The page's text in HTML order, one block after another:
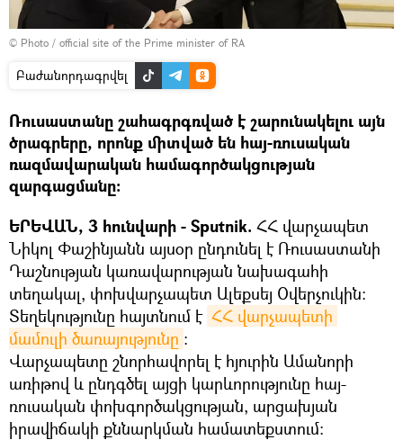
© Photo / official site of the Prime minister of RA
Բաժանորդագրվել
Ռուսաստանը շահագրգռված է շարունակելու այն
ծրագրերը, որոնք միտված են հայ-ռուսական
ռազմավարական համագործակցության
զարգացմանը։
ԵՐԵՎԱՆ, 3 հունվարի - Sputnik. ՀՀ վարչապետ
Նիկոլ Փաշինյանն այսօր ընդունել է Ռուսաստանի
Դաշնության կառավարության նախագահի
տեղակալ, փոխվարչապետ Ալեքսեյ Օվերչուկին:
Տեղեկությունը հայտնում է ՀՀ վարչապետի
մամուլի ծառայությունը ։
Վարչապետը շնորհավորել է հյուրին Ամանորի
առիթով և ընդգծել այցի կարևորությունը հայ-
ռուսական փոխգործակցության, արցախյան
իրավիճակի քննարկման համատեքստում։